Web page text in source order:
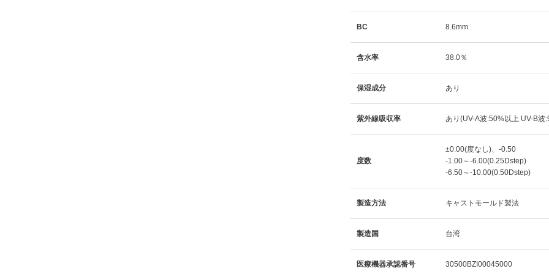
BC 8.6mm
含水率 38.0％
保湿成分 あり
紫外線吸収率 あり(UV-A波:50%以上 UV-B波
度数
±0.00(度なし)、-0.50
-1.00～-6.00(0.25Dstep)
-6.50～-10.00(0.50Dstep)
製造方法 キャストモールド製法
製造国 台湾
医療機器承認番号 30500BZI00045000